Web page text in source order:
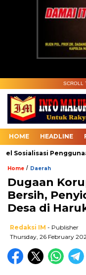
SCROLL
HOME HEADLINE
Sosialisasi Penggunaan
Home / Daerah
Dugaan
Bersih,
Desa di
Redaksi IM - Publisher
Thursday, 26 February